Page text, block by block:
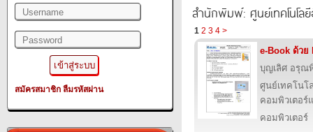
สมัครสมาชิก ลืมรหัสผ่าน
สำนักพิมพ์: ศูนย์เทคโนโล
1 2 3 4 >
e-Book ด้วย
บุญเลิศ อรุณ
ศูนย์เทคโนโ
คอมพิวเตอร์
คอมพิวเตอร์